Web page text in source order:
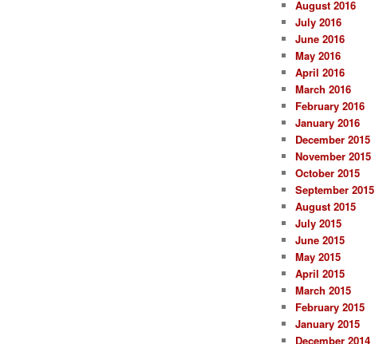
August 2016
July 2016
June 2016
May 2016
April 2016
March 2016
February 2016
January 2016
December 2015
November 2015
October 2015
September 2015
August 2015
July 2015
June 2015
May 2015
April 2015
March 2015
February 2015
January 2015
December 2014